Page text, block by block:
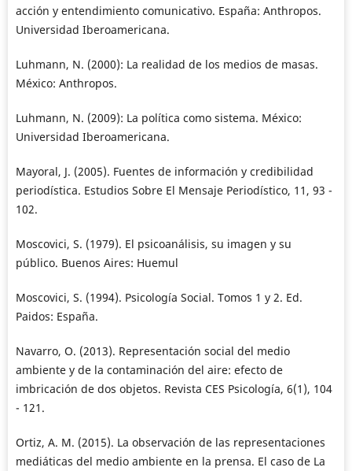
acción y entendimiento comunicativo. España: Anthropos.
Universidad Iberoamericana.
Luhmann, N. (2000): La realidad de los medios de masas.
México: Anthropos.
Luhmann, N. (2009): La política como sistema. México:
Universidad Iberoamericana.
Mayoral, J. (2005). Fuentes de información y credibilidad
periodística. Estudios Sobre El Mensaje Periodístico, 11, 93 -
102.
Moscovici, S. (1979). El psicoanálisis, su imagen y su
público. Buenos Aires: Huemul
Moscovici, S. (1994). Psicología Social. Tomos 1 y 2. Ed.
Paidos: España.
Navarro, O. (2013). Representación social del medio
ambiente y de la contaminación del aire: efecto de
imbricación de dos objetos. Revista CES Psicología, 6(1), 104
- 121.
Ortiz, A. M. (2015). La observación de las representaciones
mediáticas del medio ambiente en la prensa. El caso de La